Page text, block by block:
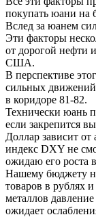
покупать юани на
Вслед за юанем
Эти факторы
от дорогой нефти
США.
В перспективе
сильных
в коридоре 81-82.
Технически юань
если закрепится
Доллар зависит
индекс DXY не
ожидаю его роста
Нашему бюджету
товаров в рублях
металлов
ожидает